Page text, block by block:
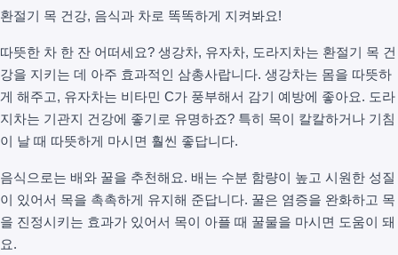
환절기 목 건강, 음식과 차로 똑똑하게 지켜봐요!
따뜻한 차 한 잔 어떠세요? 생강차, 유자차, 도라지차는 환절기 목 건
강을 지키는 데 아주 효과적인 삼총사랍니다. 생강차는 몸을 따뜻하
게 해주고, 유자차는 비타민 C가 풍부해서 감기 예방에 좋아요. 도라
지차는 기관지 건강에 좋기로 유명하죠? 특히 목이 칼칼하거나 기침
이 날 때 따뜻하게 마시면 훨씬 좋답니다.
음식으로는 배와 꿀을 추천해요. 배는 수분 함량이 높고 시원한 성질
이 있어서 목을 촉촉하게 유지해 준답니다. 꿀은 염증을 완화하고 목
을 진정시키는 효과가 있어서 목이 아플 때 꿀물을 마시면 도움이 돼
요.